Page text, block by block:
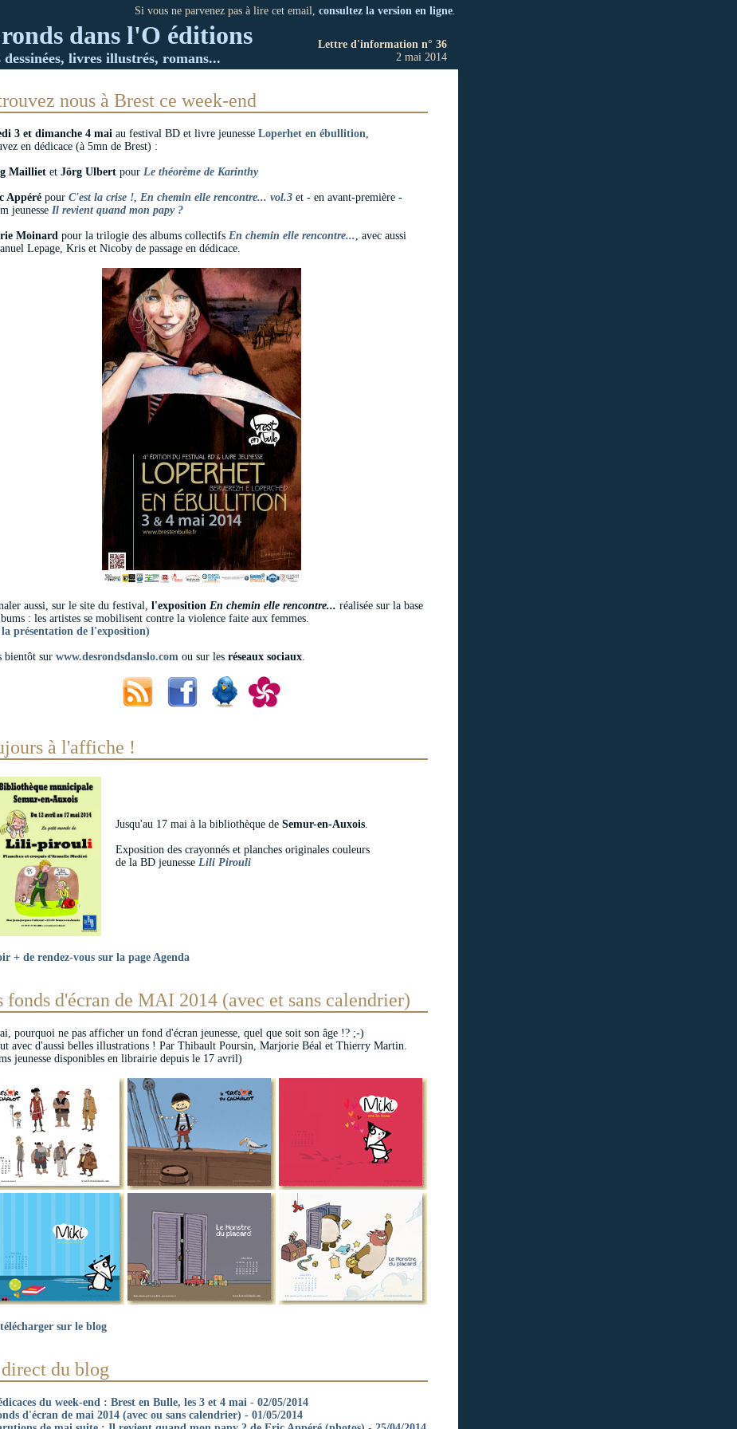
Si vous ne parvenez pas à lire cet email, consultez la version en ligne.
dans l'O éditions
dessinées, livres illustrés, romans...
Lettre d'information n° 36
2 mai 2014
nous à Brest ce week-end
3 et dimanche 4 mai au festival BD et livre jeunesse Loperhet en ébullition,
en dédicace (à 5mn de Brest) :
Mailliet et Jörg Ulbert pour Le théorème de Karinthy
Appéré pour C'est la crise !, En chemin elle rencontre... vol.3 et - en avant-première -
jeunesse Il revient quand mon papy ?
Moinard pour la trilogie des albums collectifs En chemin elle rencontre..., avec aussi
Lepage, Kris et Nicoby de passage en dédicace.
aussi, sur le site du festival, l'exposition En chemin elle rencontre... réalisée sur la base
: les artistes se mobilisent contre la violence faite aux femmes.
présentation de l'exposition)
bientôt sur www.desrondsdanslo.com ou sur les réseaux sociaux.
à l'affiche !
Jusqu'au 17 mai à la bibliothèque de Semur-en-Auxois.
Exposition des crayonnés et planches originales couleurs
de la BD jeunesse Lili Pirouli
+ de rendez-vous sur la page Agenda
fonds d'écran de MAI 2014 (avec et sans calendrier)
pourquoi ne pas afficher un fond d'écran jeunesse, quel que soit son âge !? ;-)
avec d'aussi belles illustrations ! Par Thibault Poursin, Marjorie Béal et Thierry Martin.
jeunesse disponibles en librairie depuis le 17 avril)
sur le blog
du blog
du week-end : Brest en Bulle, les 3 et 4 mai - 02/05/2014
d'écran de mai 2014 (avec ou sans calendrier) - 01/05/2014